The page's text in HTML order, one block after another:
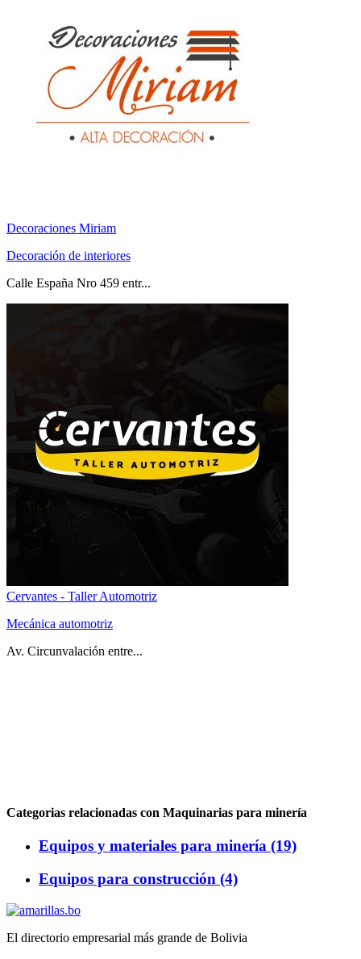
Decoraciones Miriam
Decoración de interiores
Calle España Nro 459 entr...
Cervantes - Taller Automotriz
Mecánica automotriz
Av. Circunvalación entre...
Categorias relacionadas con Maquinarias para minería
Equipos y materiales para minería (19)
Equipos para construcción (4)
El directorio empresarial más grande de Bolivia